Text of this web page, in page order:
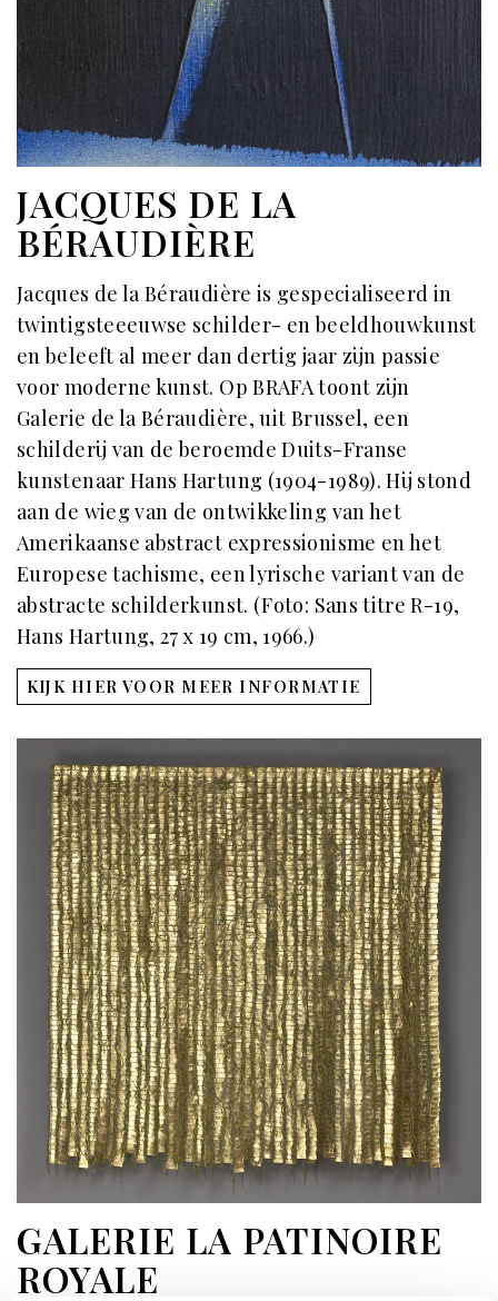
JACQUES DE LA
BÉRAUDIÈRE
Jacques de la Béraudière is gespecialiseerd in
twintigsteeeuwse schilder- en beeldhouwkunst
en beleeft al meer dan dertig jaar zijn passie
voor moderne kunst. Op BRAFA toont zijn
Galerie de la Béraudière, uit Brussel, een
schilderij van de beroemde Duits-Franse
kunstenaar Hans Hartung (1904-1989). Hij stond
aan de wieg van de ontwikkeling van het
Amerikaanse abstract expressionisme en het
Europese tachisme, een lyrische variant van de
abstracte schilderkunst. (Foto: Sans titre R-19,
Hans Hartung, 27 x 19 cm, 1966.)
KIJK HIER VOOR MEER INFORMATIE
GALERIE LA PATINOIRE
ROYALE